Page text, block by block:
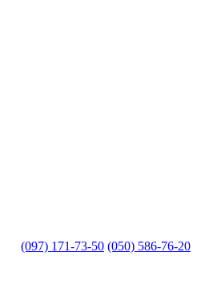
(097) 171-73-50 (050) 586-76-20